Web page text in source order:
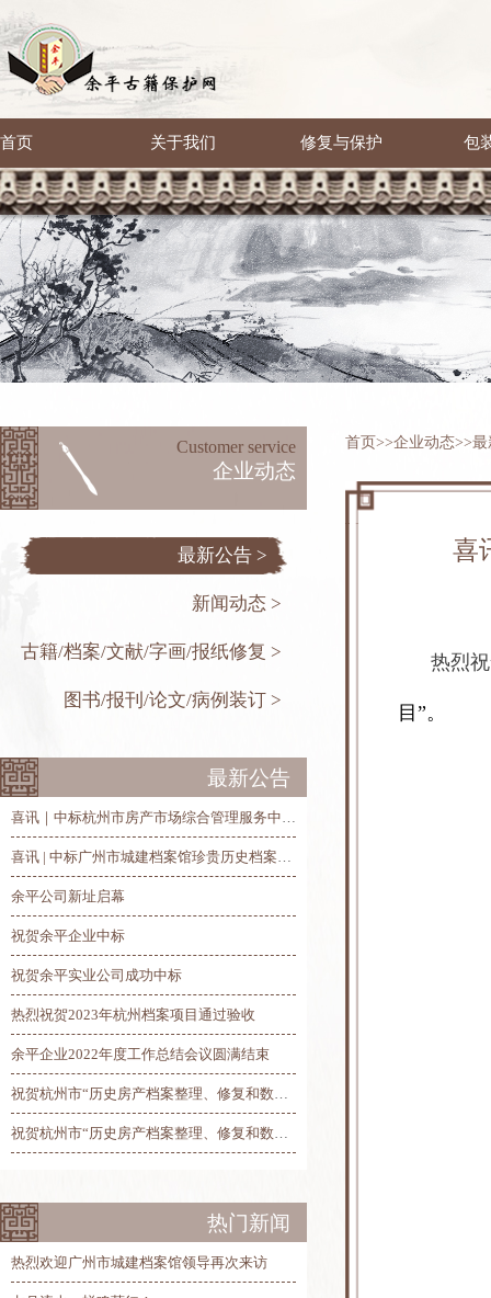
首页 关于我们 修复与保护 包
Customer service
企业动态
最新公告 >
新闻动态 >
古籍/档案/文献/字画/报纸修复 >
图书/报刊/论文/病例装订 >
最新公告
喜讯｜中标杭州市房产市场综合管理服务中心历史房产档案整理、修复和数字化项目
喜讯 | 中标广州市城建档案馆珍贵历史档案抢救修复及数字化项目
余平公司新址启幕
祝贺余平企业中标
祝贺余平实业公司成功中标
热烈祝贺2023年杭州档案项目通过验收
余平企业2022年度工作总结会议圆满结束
祝贺杭州市“历史房产档案整理、修复和数字化”项目总验收圆满完工
祝贺杭州市“历史房产档案整理、修复和数字化”项目第三阶段线上验收圆满完成
热门新闻
热烈欢迎广州市城建档案馆领导再次来访
首页>>企业动态>>最
喜
热烈
目”。